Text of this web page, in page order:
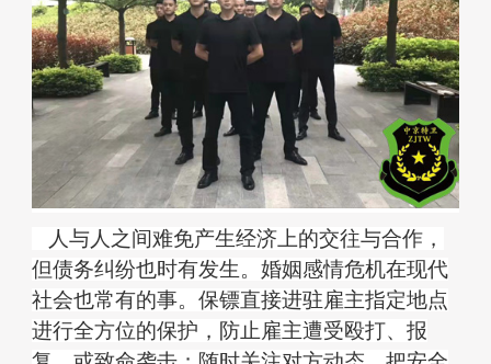
人与人之间难免产生经济上的交往与合作，
但债务纠纷也时有发生。 婚姻感情危机在现代
社会也常有的事。 保镖直接进驻雇主指定地点
进行全方位的保护，防止雇主遭受殴打、报